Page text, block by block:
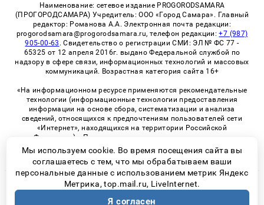
Наименование: сетевое издание PROGORODSAMARA
(ПРОГОРОДСАМАРА) Учредитель: ООО «Город Самара». Главный
редактор: Романова А.А. Электронная почта редакции:
progorodsamara@progorodsamara.ru, телефон редакции:+7 (987)
905-00-63 . Свидетельство о регистрации СМИ: ЭЛ № ФС 77 -
65325 от 12 апреля 2016г. выдано Федеральной службой по
надзору в сфере связи, информационных технологий и массовых
коммуникаций. Возрастная категория сайта 16+
«На информационном ресурсе применяются рекомендательные
технологии (информационные технологии предоставления
информации на основе сбора, систематизации и анализа
сведений, относящихся к предпочтениям пользователей сети
«Интернет», находящихся на территории Российской
Федерации)». Правила применения рекомендательных
технологий в виджетах рекламно-обменной сети
«СМИ2» (PDF)
© 2026 «ProGorodSamara» | Все права защищены
Возрастная категория сайта 16+
Мы используем cookie. Во время посещения сайта вы
соглашаетесь с тем, что мы обрабатываем ваши
персональные данные с использованием метрик Яндекс
Метрика, top.mail.ru, LiveInternet.
Я согласен